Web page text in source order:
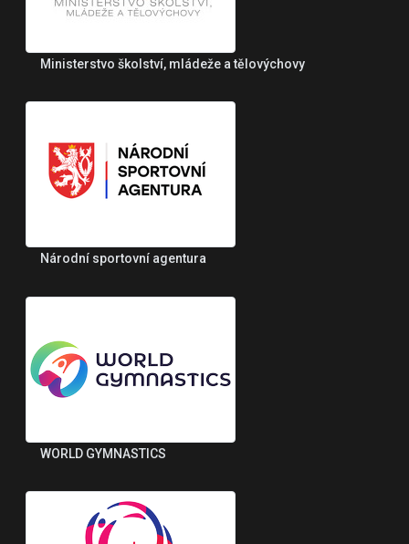
Ministerstvo školství, mládeže a tělovýchovy
Národní sportovní agentura
WORLD GYMNASTICS